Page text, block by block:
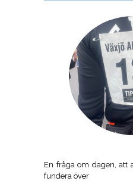
En fråga om dagen, att
fundera över